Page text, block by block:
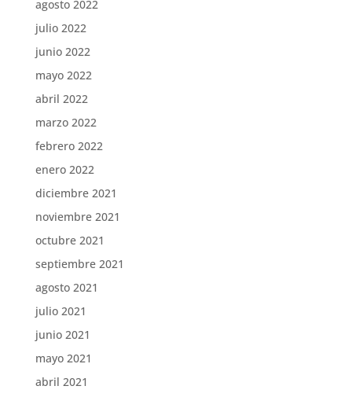
agosto 2022
julio 2022
junio 2022
mayo 2022
abril 2022
marzo 2022
febrero 2022
enero 2022
diciembre 2021
noviembre 2021
octubre 2021
septiembre 2021
agosto 2021
julio 2021
junio 2021
mayo 2021
abril 2021